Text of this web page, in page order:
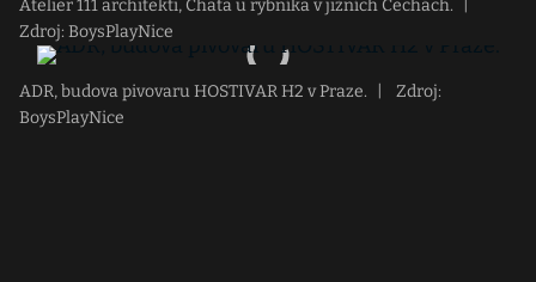
Atelier 111 architekti, Chata u rybníka v jižních Čechách.
Zdroj: BoysPlayNice
ADR, budova pivovaru HOSTIVAR H2 v Praze.
Zdroj:
BoysPlayNice